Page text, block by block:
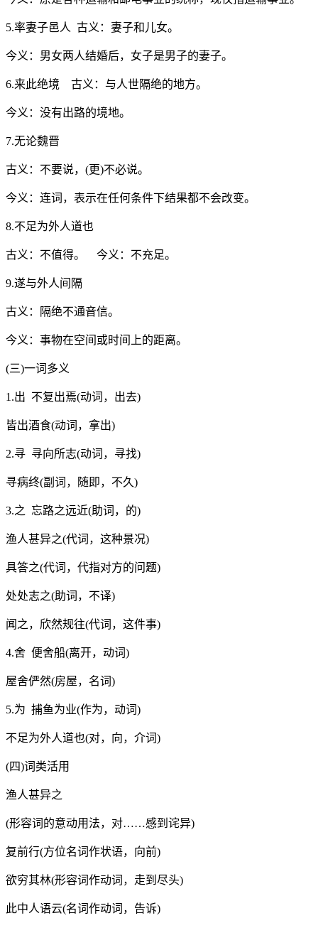
5.率妻子邑人 古义：妻子和儿女。
今义：男女两人结婚后，女子是男子的妻子。
6.来此绝境 古义：与人世隔绝的地方。
今义：没有出路的境地。
7.无论魏晋
古义：不要说，(更)不必说。
今义：连词，表示在任何条件下结果都不会改变。
8.不足为外人道也
古义：不值得。 今义：不充足。
9.遂与外人间隔
古义：隔绝不通音信。
今义：事物在空间或时间上的距离。
(三)一词多义
1.出 不复出焉(动词，出去)
皆出酒食(动词，拿出)
2.寻 寻向所志(动词，寻找)
寻病终(副词，随即，不久)
3.之 忘路之远近(助词，的)
渔人甚异之(代词，这种景况)
具答之(代词，代指对方的问题)
处处志之(助词，不译)
闻之，欣然规往(代词，这件事)
4.舍 便舍船(离开，动词)
屋舍俨然(房屋，名词)
5.为 捕鱼为业(作为，动词)
不足为外人道也(对，向，介词)
(四)词类活用
渔人甚异之
(形容词的意动用法，对……感到诧异)
复前行(方位名词作状语，向前)
欲穷其林(形容词作动词，走到尽头)
此中人语云(名词作动词，告诉)